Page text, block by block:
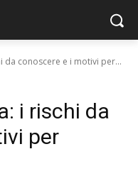
da conoscere e i motivi per...
i rischi da
per